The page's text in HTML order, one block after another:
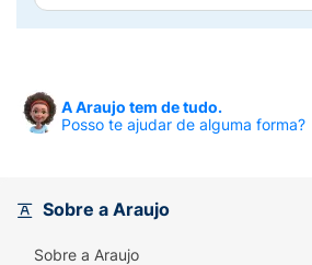
A Araujo tem de tudo.
Posso te ajudar de alguma forma?
Sobre a Araujo
Sobre a Araujo